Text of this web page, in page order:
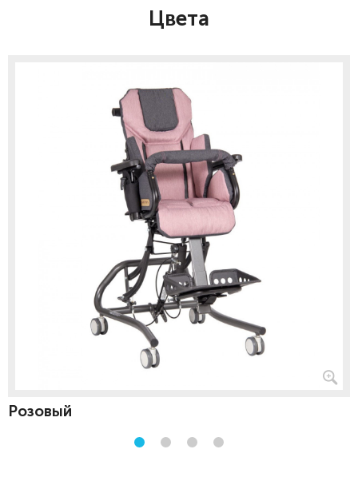
Цвета
Розовый